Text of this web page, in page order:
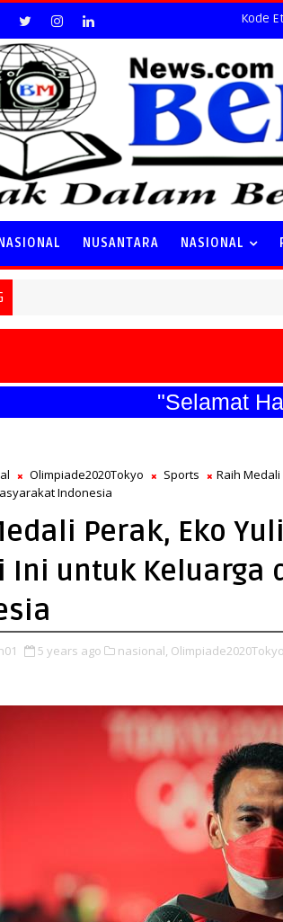
Kode
NUSANTARA NASIONAL
"Selamat Hari
Olimpiade2020Tokyo Sports
Raih
Indonesia
Perak, Eko
Ini untuk Keluarga
5 years ago nasional,